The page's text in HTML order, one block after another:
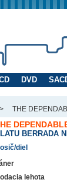
DVD
THE
BERRADA
diel
lehota